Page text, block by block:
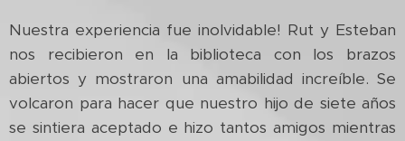
Nuestra experiencia fue inolvidable! Rut y Esteban
nos recibieron en la biblioteca con los brazos
abiertos y mostraron una amabilidad increíble. Se
volcaron para hacer que nuestro hijo de siete años
se sintiera aceptado e hizo tantos amigos mientras